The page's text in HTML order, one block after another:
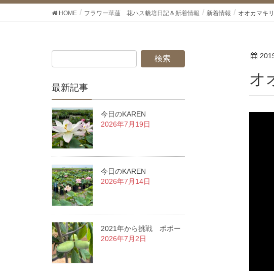
HOME フラワー華蓮 花ハス栽培日記＆新着情報 新着情報 オオカマキ
最新記事
今日のKAREN
2026年7月19日
今日のKAREN
2026年7月14日
2021年から挑戦 ポポー
2026年7月2日